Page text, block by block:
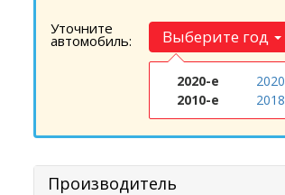
Уточните
автомобиль: Выберите год
2020-е
2020
2010-е
2018
Производитель